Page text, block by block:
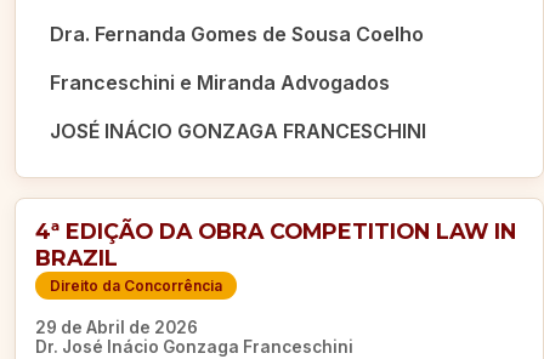
Dra. Fernanda Gomes de Sousa Coelho
Franceschini e Miranda Advogados
JOSÉ INÁCIO GONZAGA FRANCESCHINI
4ª EDIÇÃO DA OBRA COMPETITION LAW IN
BRAZIL
Direito da Concorrência
29 de Abril de 2026
Dr. José Inácio Gonzaga Franceschini